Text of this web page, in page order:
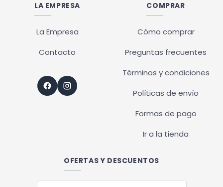
LA EMPRESA
La Empresa
Contacto
COMPRAR
Cómo comprar
Preguntas frecuentes
Términos y condiciones
Políticas de envío
Formas de pago
Ir a la tienda
OFERTAS Y DESCUENTOS